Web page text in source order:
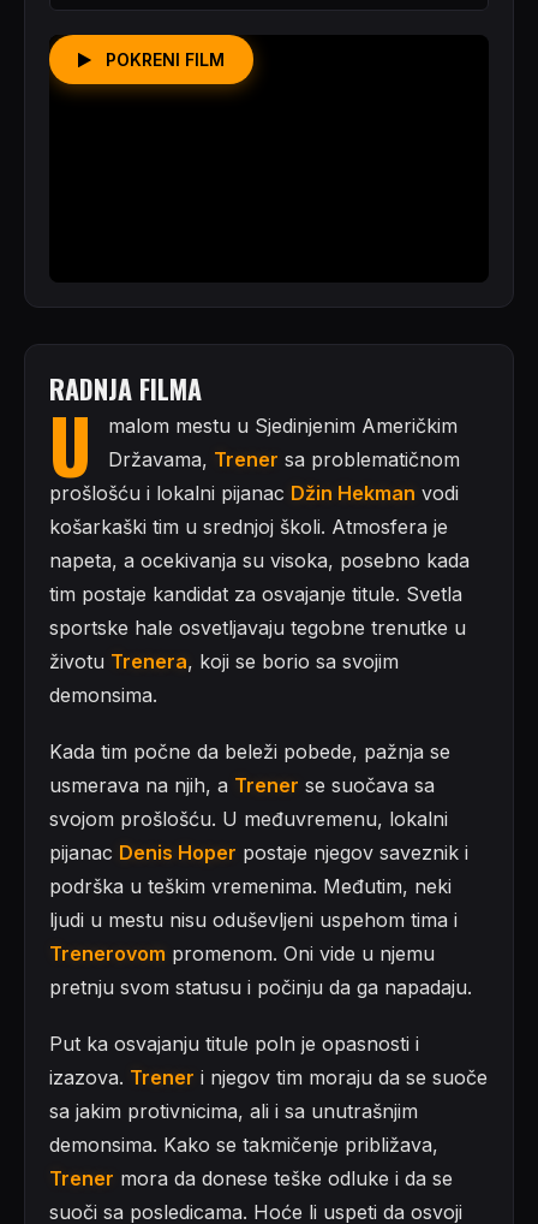
POKRENI FILM
RADNJA FILMA
U
malom mestu u Sjedinjenim Američkim
Državama, Trener sa problematičnom
prošlošću i lokalni pijanac Džin Hekman vodi
košarkaški tim u srednjoj školi. Atmosfera je
napeta, a ocekivanja su visoka, posebno kada
tim postaje kandidat za osvajanje titule. Svetla
sportske hale osvetljavaju tegobne trenutke u
životu Trenera, koji se borio sa svojim
demonsima.
Kada tim počne da beleži pobede, pažnja se
usmerava na njih, a Trener se suočava sa
svojom prošlošću. U međuvremenu, lokalni
pijanac Denis Hoper postaje njegov saveznik i
podrška u teškim vremenima. Međutim, neki
ljudi u mestu nisu oduševljeni uspehom tima i
Trenerovom promenom. Oni vide u njemu
pretnju svom statusu i počinju da ga napadaju.
Put ka osvajanju titule poln je opasnosti i
izazova. Trener i njegov tim moraju da se suoče
sa jakim protivnicima, ali i sa unutrašnjim
demonsima. Kako se takmičenje približava,
Trener mora da donese teške odluke i da se
suoči sa posledicama. Hoće li uspeti da osvoji